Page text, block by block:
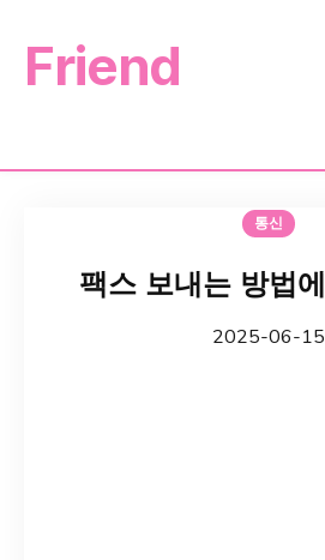
Friend
통신
팩스 보내는 방법
2025-06-15